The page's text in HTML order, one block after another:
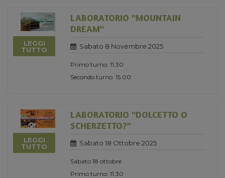
LEGGI
TUTTO
LABORATORIO "MOUNTAIN
DREAM"
Sabato 8 Novembre 2025
Primo turno: 11.30
Secondo turno: 15.00
LEGGI
TUTTO
LABORATORIO "DOLCETTO O
SCHERZETTO?"
Sabato 18 Ottobre 2025
Sabato 18 ottobre
Primo turno: 11.30